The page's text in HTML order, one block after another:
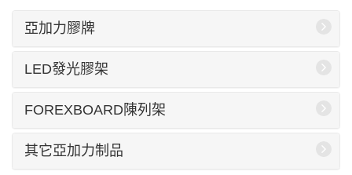
亞加力膠牌
LED發光膠架
FOREXBOARD陳列架
其它亞加力制品